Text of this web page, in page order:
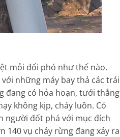
mỏi đối phó như thế nào.
những máy bay thả các trái
đang có hỏa hoạn, tưới thẳng
không kịp, cháy luôn. Có
người đốt phá với mục đích
140 vụ cháy rừng đang xảy ra